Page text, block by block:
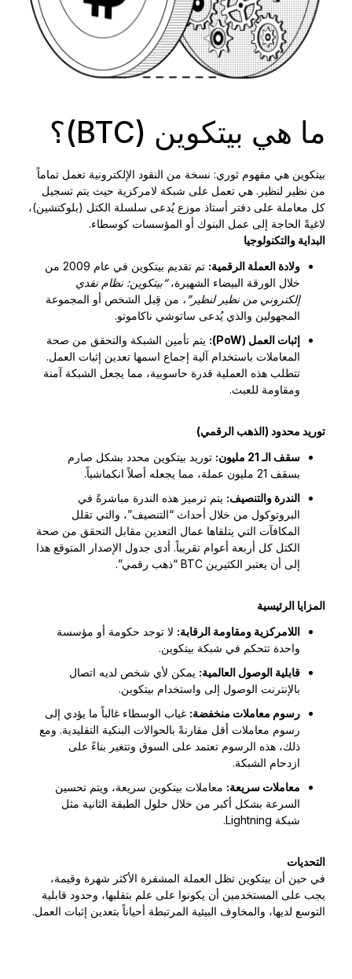
مقارنة أجهزة توقيع Ledger
ما هي بيتكوين (BTC)؟
بيتكوين هي مفهوم ثوري: نسخة من النقود الإلكترونية تعمل تماماً
من نظير لنظير. هي تعمل على شبكة لامركزية حيث يتم تسجيل
كل معاملة على دفتر أستاذ موزع يُدعى سلسلة الكتل (بلوكتشين)،
لاغيةً الحاجة إلى عمل البنوك أو المؤسسات كوسطاء.
البداية والتكنولوجيا
ولادة العملة الرقمية:
تم تقديم بيتكوين في عام 2009 من
خلال الورقة البيضاء الشهيرة،“بيتكوين: نظام نقدي
إلكتروني من نظير لنظير”، من قِبل الشخص أو المجموعة
المجهولين والذي يُدعى ساتوشي ناكاموتو.
إثبات العمل (PoW):
يتم تأمين الشبكة والتحقق من صحة
المعاملات باستخدام آلية إجماع اسمها تعدين إثبات العمل.
تتطلب هذه العملية قدرة حاسوبية، مما يجعل الشبكة آمنة
ومقاومة للعبث.
توريد محدود (الذهب الرقمي)
سقف الـ 21 مليون:
توريد بيتكوين محدد بشكل صارم
بسقف 21 مليون عملة، مما يجعله أصلاً انكماشياً.
الندرة والتنصيف: يتم ترميز هذه الندرة مباشرةً في
البروتوكول من خلال أحداث “التنصيف”، والتي تقلل
المكافآت التي يتلقاها عمال التعدين مقابل التحقق من صحة
الكتل كل أربعة أعوام تقريباً. أدى جدول الإصدار المتوقع هذا
إلى أن يعتبر الكثيرين BTC “ذهب رقمي”.
المزايا الرئيسية
اللامركزية ومقاومة الرقابة: لا توجد حكومة أو مؤسسة
واحدة تتحكم في شبكة بيتكوين.
قابلية الوصول العالمية: يمكن لأي شخص لديه اتصال
بالإنترنت الوصول إلى واستخدام بيتكوين.
رسوم معاملات منخفضة: غياب الوسطاء غالباً ما يؤدي إلى
رسوم معاملات أقل مقارنةً بالحوالات البنكية التقليدية. ومع
ذلك، هذه الرسوم تعتمد على السوق وتتغير بناءً على
ازدحام الشبكة.
معاملات سريعة: معاملات بيتكوين سريعة، ويتم تحسين
السرعة بشكل أكبر من خلال حلول الطبقة الثانية مثل
شبكة Lightning.
التحديات
في حين أن بيتكوين تظل العملة المشفرة الأكثر شهرة وقيمة،
يجب على المستخدمين أن يكونوا على علم بتقلبها، وحدود قابلية
التوسع لديها، والمخاوف البيئية المرتبطة أحياناً بتعدين إثبات العمل.